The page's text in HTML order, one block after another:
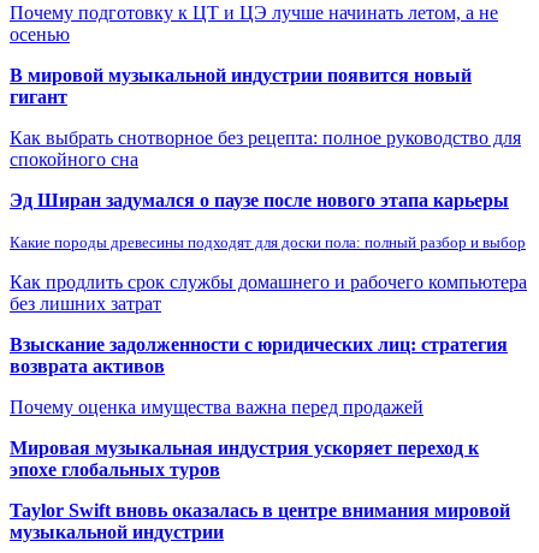
Почему подготовку к ЦТ и ЦЭ лучше начинать летом, а не
осенью
В мировой музыкальной индустрии появится новый
гигант
Как выбрать снотворное без рецепта: полное руководство для
спокойного сна
Эд Ширан задумался о паузе после нового этапа карьеры
Какие породы древесины подходят для доски пола: полный разбор и выбор
Как продлить срок службы домашнего и рабочего компьютера
без лишних затрат
Взыскание задолженности с юридических лиц: стратегия
возврата активов
Почему оценка имущества важна перед продажей
Мировая музыкальная индустрия ускоряет переход к
эпохе глобальных туров
Taylor Swift вновь оказалась в центре внимания мировой
музыкальной индустрии